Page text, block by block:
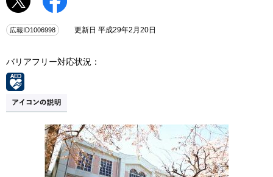
広報ID1006998 更新日 平成29年2月20日
バリアフリー対応状況：